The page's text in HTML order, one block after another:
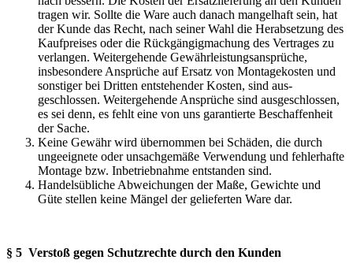
tragen wir. Sollte die Ware auch danach mangelhaft sein, hat
der Kunde das Recht, nach seiner Wahl die Herabsetzung des
Kaufpreises oder die Rückgängigmachung des Vertrages zu
verlangen. Weitergehende Gewährleistungsansprüche,
insbesondere Ansprüche auf Ersatz von Montagekosten und
sonstiger bei Dritten entstehender Kosten, sind aus-
geschlossen. Weitergehende Ansprüche sind ausgeschlossen,
es sei denn, es fehlt eine von uns garantierte Beschaffenheit
der Sache.
Keine Gewähr wird übernommen bei Schäden, die durch
ungeeignete oder unsachgemäße Verwendung und fehlerhafte
Montage bzw. Inbetriebnahme entstanden sind.
Handelsübliche Abweichungen der Maße, Gewichte und
Güte stellen keine Mängel der gelieferten Ware dar.
§ 5 Verstoß gegen Schutzrechte durch den Kunden